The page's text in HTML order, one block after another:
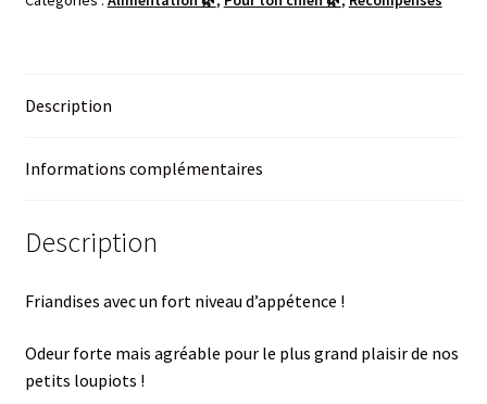
Description
Informations complémentaires
Description
Friandises avec un fort niveau d’appétence !
Odeur forte mais agréable pour le plus grand plaisir de nos
petits loupiots !